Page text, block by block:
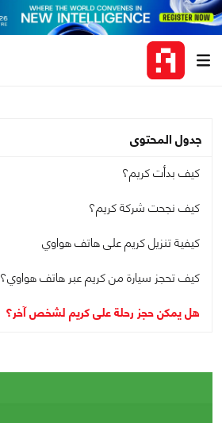
جدول المحتوى
كيف بدأت كريم؟
كيف نجحت شركة كريم؟
كيفية تنزيل كريم على هاتف هواوي
كيف تحجز سيارة من كريم عبر هاتف هواوي؟
هل يمكن حجز رحلة على كريم لشخص آخر؟